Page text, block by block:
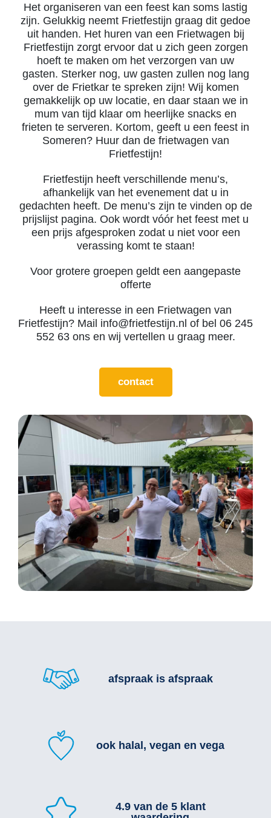
Het organiseren van een feest kan soms lastig
zijn. Gelukkig neemt Frietfestijn graag dit gedoe
uit handen. Het huren van een Frietwagen bij
Frietfestijn zorgt ervoor dat u zich geen zorgen
hoeft te maken om het verzorgen van uw
gasten. Sterker nog, uw gasten zullen nog lang
over de Frietkar te spreken zijn! Wij komen
gemakkelijk op uw locatie, en daar staan we in
mum van tijd klaar om heerlijke snacks en
frieten te serveren. Kortom, geeft u een feest in
Someren? Huur dan de frietwagen van
Frietfestijn!
Frietfestijn heeft verschillende menu’s,
afhankelijk van het evenement dat u in
gedachten heeft. De menu’s zijn te vinden op de
prijslijst pagina. Ook wordt vóór het feest met u
een prijs afgesproken zodat u niet voor een
verassing komt te staan!
Voor grotere groepen geldt een aangepaste
offerte
Heeft u interesse in een Frietwagen van
Frietfestijn? Mail info@frietfestijn.nl of bel 06 245
552 63 ons en wij vertellen u graag meer.
contact
afspraak is afspraak
ook halal, vegan en vega
4.9 van de 5 klant